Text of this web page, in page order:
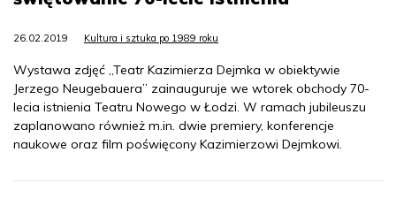
26.02.2019 Kultura i sztuka po 1989 roku
Wystawa zdjęć „Teatr Kazimierza Dejmka w obiektywie
Jerzego Neugebauera” zainauguruje we wtorek obchody 70-
lecia istnienia Teatru Nowego w Łodzi. W ramach jubileuszu
zaplanowano również m.in. dwie premiery, konferencje
naukowe oraz film poświęcony Kazimierzowi Dejmkowi.